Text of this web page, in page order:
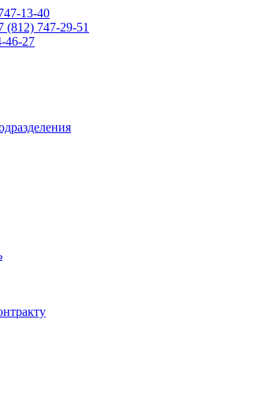
13-40
(812) 747-29-51
46-27